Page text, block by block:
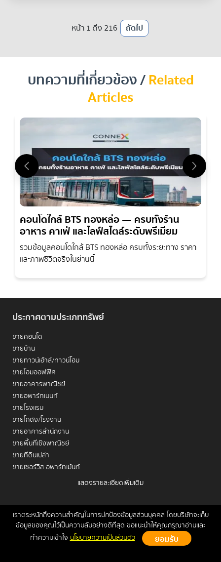
เราตระหนักถึงความสำคัญในการปกป้องข้อมูลส่วนบุคคล โดยบริษัทจะเก็บ
ข้อมูลของคุณไว้เป็นความลับอย่างดีที่สุด ขอแนะนำให้คุณกรุณาอ่านและ
ทำความเข้าใจนโยบายความเป็นส่วนตัว
หน้า 1 ถึง 216 ถัดไป
บทความที่เกี่ยวข้อง /Related
Articles
คอนโดใกล้ BTS ทองหล่อ — ครบทั้งร้าน
อาหาร คาเฟ่ และไลฟ์สไตล์ระดับพรีเมียม
รวมข้อมูลคอนโดใกล้ BTS ทองหล่อ ครบทั้งระยะทาง ราคา
และภาพชีวิตจริงในย่านนี้
ประกาศตามประเภททรัพย์
ขายคอนโด
ขายบ้าน
ขายทาวน์เฮ้าส์/ทาวน์โฮม
ขายโฮมออฟฟิศ
ขายอาคารพาณิชย์
ขายอพาร์ทเมนท์
ขายโรงแรม
ขายโกดัง/โรงงาน
ขายอาคารสำนักงาน
ขายพื้นที่เชิงพาณิชย์
ขายที่ดินเปล่า
ขายเซอร์วิส อพาร์ทเม้นท์
เช่าบ้าน
เช่าทาวน์เฮ้าส์/ทาวน์โฮม
เช่าโฮมออฟฟิศ
เช่าอาคารพาณิชย์
แสดงรายละเอียดเพิ่มเติม
หน้าหลัก ขาย เช่า ฝากขาย/เช่า ข่าวสาร ติดต่อเรา
Site
Map
Copyrights © 2026, Connex Property